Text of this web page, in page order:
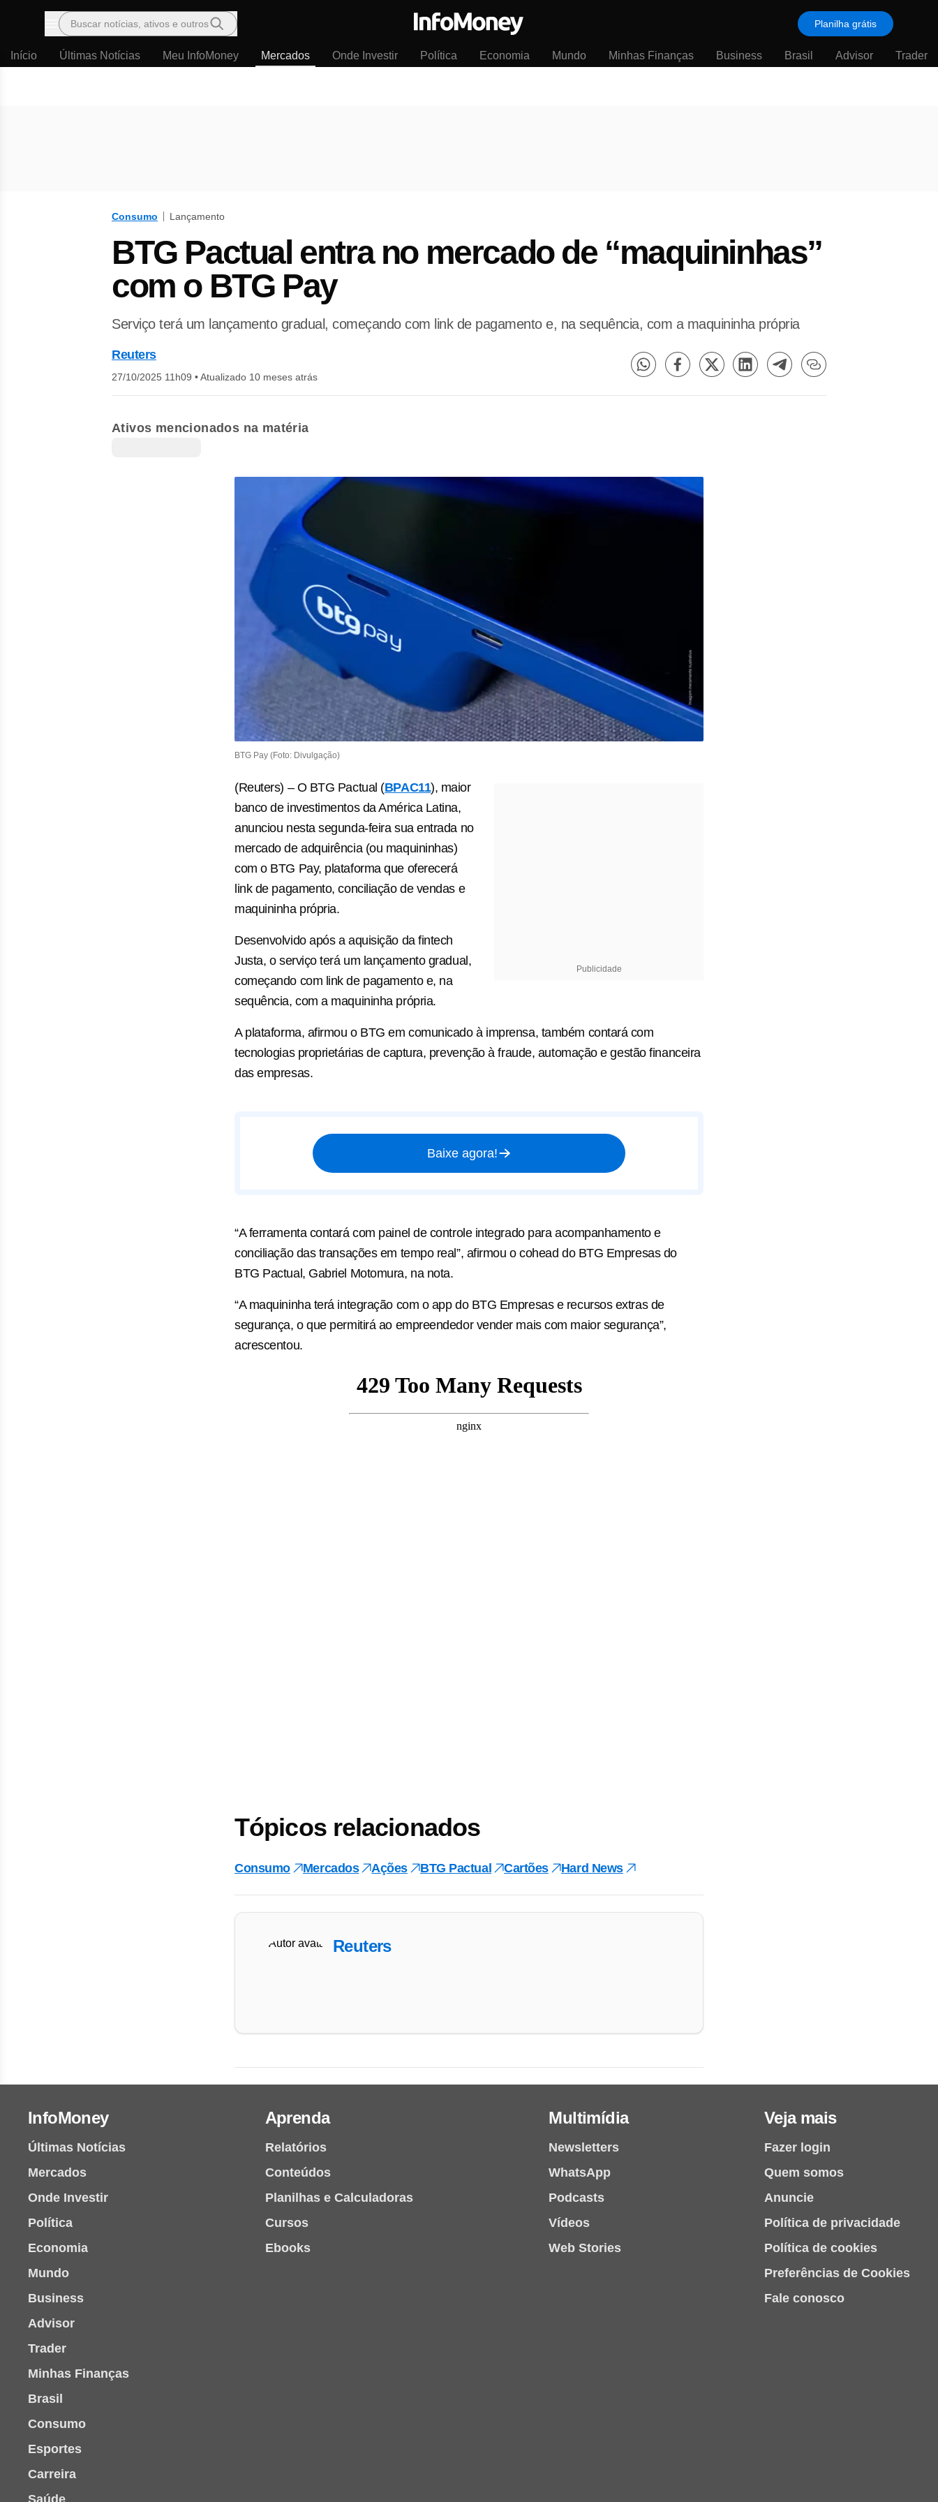
Menu
Buscar notícias, ativos e outros Planilha grátis
Início Últimas Notícias Meu InfoMoney Mercados Onde Investir Política Economia Mundo Minhas Finanças Business Brasil Advisor Trader
Consumo Lançamento
BTG Pactual entra no mercado de “maquininhas”
com o BTG Pay
Serviço terá um lançamento gradual, começando com link de pagamento e, na sequência, com a maquininha própria
Reuters
27/10/2025 11h09 •Atualizado 10 meses atrás
Ativos mencionados na matéria
BTG Pay (Foto: Divulgação)
Publicidade
(Reuters) – O BTG Pactual (BPAC11), maior
banco de investimentos da América Latina,
anunciou nesta segunda-feira sua entrada no
mercado de adquirência (ou maquininhas)
com o BTG Pay, plataforma que oferecerá
link de pagamento, conciliação de vendas e
maquininha própria.
Desenvolvido após a aquisição da fintech
Justa, o serviço terá um lançamento gradual,
começando com link de pagamento e, na
sequência, com a maquininha própria.
A plataforma, afirmou o BTG em comunicado à imprensa, também contará com
tecnologias proprietárias de captura, prevenção à fraude, automação e gestão financeira
das empresas.
Baixe agora!
“A ferramenta contará com painel de controle integrado para acompanhamento e
conciliação das transações em tempo real”, afirmou o cohead do BTG Empresas do
BTG Pactual, Gabriel Motomura, na nota.
“A maquininha terá integração com o app do BTG Empresas e recursos extras de
segurança, o que permitirá ao empreendedor vender mais com maior segurança”,
acrescentou.
Tópicos relacionados
Consumo Mercados Ações BTG Pactual Cartões Hard News
Reuters
InfoMoney
Últimas Notícias
Mercados
Onde Investir
Política
Economia
Mundo
Business
Advisor
Trader
Minhas Finanças
Brasil
Consumo
Esportes
Carreira
Aprenda
Relatórios
Conteúdos
Planilhas e Calculadoras
Cursos
Ebooks
Multimídia
Newsletters
WhatsApp
Podcasts
Vídeos
Web Stories
Veja mais
Fazer login
Quem somos
Anuncie
Política de privacidade
Política de cookies
Preferências de Cookies
Fale conosco